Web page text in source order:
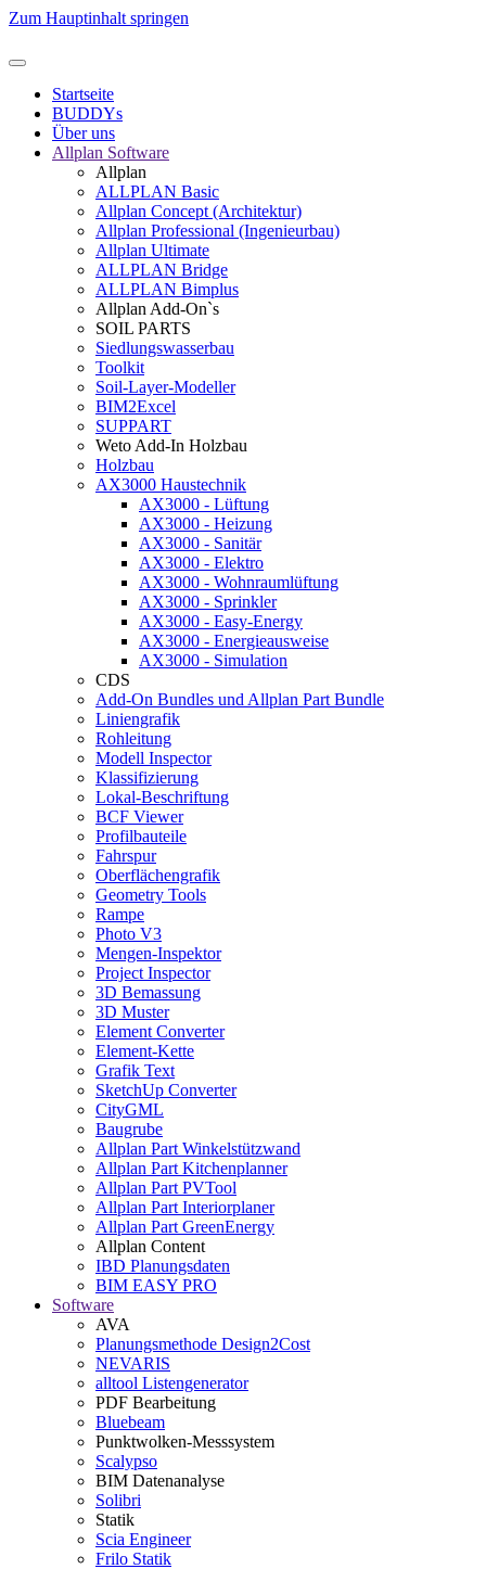
Zum Hauptinhalt springen
Startseite
BUDDYs
Über uns
Allplan Software
Allplan
ALLPLAN Basic
Allplan Concept (Architektur)
Allplan Professional (Ingenieurbau)
Allplan Ultimate
ALLPLAN Bridge
ALLPLAN Bimplus
Allplan Add-On`s
SOIL PARTS
Siedlungswasserbau
Toolkit
Soil-Layer-Modeller
BIM2Excel
SUPPART
Weto Add-In Holzbau
Holzbau
AX3000 Haustechnik
AX3000 - Lüftung
AX3000 - Heizung
AX3000 - Sanitär
AX3000 - Elektro
AX3000 - Wohnraumlüftung
AX3000 - Sprinkler
AX3000 - Easy-Energy
AX3000 - Energieausweise
AX3000 - Simulation
CDS
Add-On Bundles und Allplan Part Bundle
Liniengrafik
Rohleitung
Modell Inspector
Klassifizierung
Lokal-Beschriftung
BCF Viewer
Profilbauteile
Fahrspur
Oberflächengrafik
Geometry Tools
Rampe
Photo V3
Mengen-Inspektor
Project Inspector
3D Bemassung
3D Muster
Element Converter
Element-Kette
Grafik Text
SketchUp Converter
CityGML
Baugrube
Allplan Part Winkelstützwand
Allplan Part Kitchenplanner
Allplan Part PVTool
Allplan Part Interiorplaner
Allplan Part GreenEnergy
Allplan Content
IBD Planungsdaten
BIM EASY PRO
Software
AVA
Planungsmethode Design2Cost
NEVARIS
alltool Listengenerator
PDF Bearbeitung
Bluebeam
Punktwolken-Messsystem
Scalypso
BIM Datenanalyse
Solibri
Statik
Scia Engineer
Frilo Statik